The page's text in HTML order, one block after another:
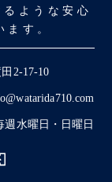
ような安心
す。
2-17-10
週水曜日・日曜日